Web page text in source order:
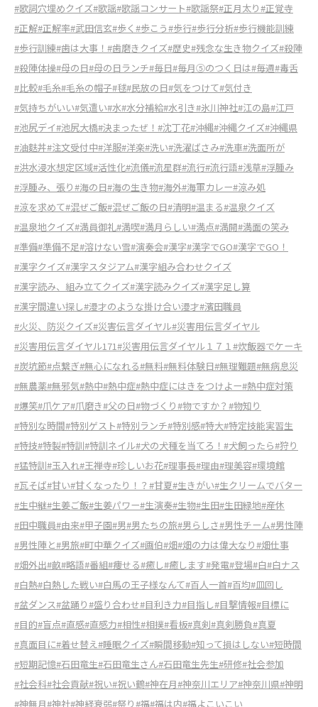
#歌詞穴埋めクイズ#歌謡#歌謡コンサート#歌謡祭#正月太り#正覚寺
#正解#正解率#武田信玄#歩く #歩こう#歩行#歩行分析#歩行機能訓練
#歩行訓練#歯は大事！ #歯磨きクイズ#歴史#残念な生き物クイズ#殺陣
#殺陣体操#母の日#母の日ランチ#毎日#毎月⑤のつく日は#毎週#毒舌
#比較#毛糸#毛糸の帽子#毬#民放の日#気をつけて#気付き
#気持ちがいい#気遣い#水#水分補給#水引き#氷川神社#江の島#江戸
#池尻デイ#池尻大橋#決まったぜ！ #沈丁花#沖縄#沖縄クイズ#沖縄県
#油麩丼#注文受付中#洋服#洋楽#洗い#洗濯ばさみ#洗車#洗面所が
#洪水浸水想定区域#活性化#流儀#流星群#流行#流行語#浅草#浮腫み
#浮腫み、張り#海の日#海の生き物#海外#海軍カレー#涼み処
#涼を求めて#混ぜご飯#混ぜご飯の日#清明#温まる#温泉クイズ
#温泉地クイズ#満員御礼#満喫#満月らしい#満点#満開#満面の笑み
#準備#準備不足#溶けない雪#演奏会#漢字#漢字でGO#漢字でGO！
#漢字クイズ#漢字スタジアム#漢字組み合わせクイズ
#漢字読み、組み立てクイズ#漢字読みクイズ#漢字足し算
#漢字間違い探し#漫才のような掛け合い漫才#濱田職員
#火災、防災クイズ#災害伝言ダイヤル#災害用伝言ダイヤル
#災害用伝言ダイヤル171#災害用伝言ダイヤル１７１ #炊飯器でケーキ
#炭坑節#点繋ぎ#無心になれる#無料#無料体験日#無理難題#無病息災
#無農薬#無邪気#熱中#熱中症#熱中症にはきをつけよー#熱中症対策
#爆笑#爪ケア#爪磨き#父の日#物づくり#物ですか？ #物知り
#特別な時間#特別ゲスト#特別ランチ#特別感#特大#特定技能実習生
#特技#特製#特訓#特訓ネイル#犬の犬種を当てろ！ #犬飼ったら#狩り
#猛特訓#玉入れ#王禅寺#珍しいお花#理事長#理由#理美容#環境館
#瓦そば#甘い#甘くなったり！？ #甘夏#生きがい#生クリームでバター
#生中継#生姜ご飯#生姜パワー#生演奏#生物#生田#生田緑地#産休
#田中職員#由来#甲子園#男#男たちの旅#男らしさ#男性チーム#男性陣
#男性陣と#男旅#町中華クイズ#画伯#畑#畑の力は偉大なり#畑仕事
#畑外出#畝#略語#番組#痩せる#癒し#癒します#発電#登場#白#白ナス
#白熱#白熱した戦い#白馬の王子様なんて#百人一首#百均#皿回し
#盆ダンス#盆踊り#盛り合わせ#目利き力#目指し#目撃情報#目標に
#目的#盲点#直感#直感力#相性#相撲#看板#真剣#真剣勝負#真夏
#真面目に#着せ替え #睡眠クイズ#瞬間移動#知って損はしない#短時間
#短期記憶#石田竜生#石田竜生さん#石田竜生先生#研修#社会参加
#社会科#社会貢献#祝い#祝い鶴#神在月#神奈川エリア#神奈川県#神明
#神無月#神社#神経衰弱#祭り#福#福は内#福よこいこい